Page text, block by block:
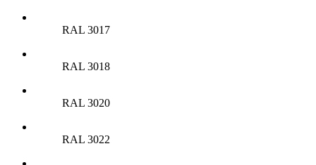
RAL 3017
RAL 3018
RAL 3020
RAL 3022